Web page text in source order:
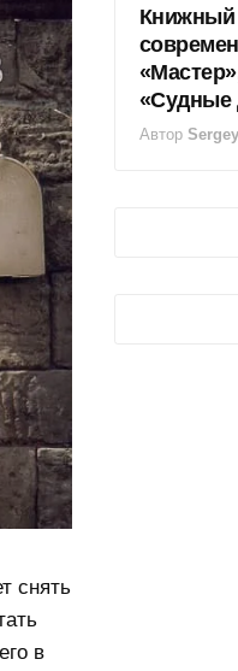
снять
в
Книжный
«Судные
Автор